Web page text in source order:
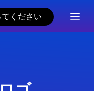
ください